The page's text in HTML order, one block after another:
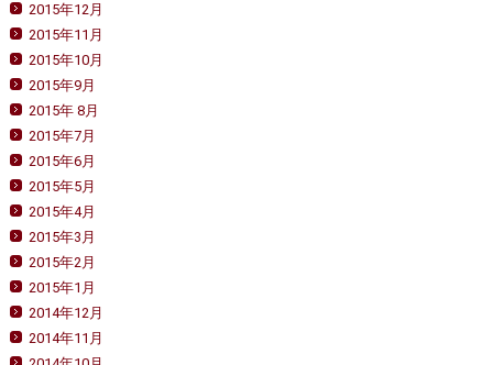
2015年12月
2015年11月
2015年10月
2015年9月
2015年 8月
2015年7月
2015年6月
2015年5月
2015年4月
2015年3月
2015年2月
2015年1月
2014年12月
2014年11月